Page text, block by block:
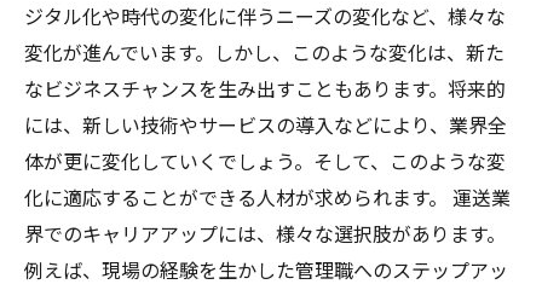
ジタル化や時代の変化に伴うニーズの変化など、様々な
変化が進んでいます。しかし、このような変化は、新た
なビジネスチャンスを生み出すこともあります。将来的
には、新しい技術やサービスの導入などにより、業界全
体が更に変化していくでしょう。そして、このような変
化に適応することができる人材が求められます。 運送業
界でのキャリアアップには、様々な選択肢があります。
例えば、現場の経験を生かした管理職へのステップアッ